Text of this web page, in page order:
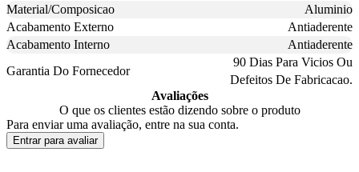
Material/Composicao
Aluminio
Acabamento Externo
Antiaderente
Acabamento Interno
Antiaderente
Garantia Do Fornecedor
90 Dias Para Vicios Ou
Defeitos De Fabricacao.
Avaliações
O que os clientes estão dizendo sobre o produto
Para enviar uma avaliação, entre na sua conta.
Entrar para avaliar